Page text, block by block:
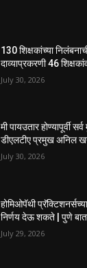
130 शिक्षकांच्या
दाव्याप्रकरणी 46
July 30, 2026
मी पायउतार होण्यापूर्वी
डीएलटीए प्रमुख अनिल
July 30, 2026
होमिओपॅथी
निर्णय देऊ शकते | पुणे
July 29, 2026